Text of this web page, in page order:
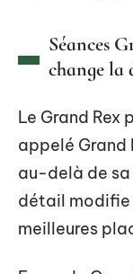
Séances
change la
Le Grand
appelé Grand
au-delà de
détail modifie
meilleures